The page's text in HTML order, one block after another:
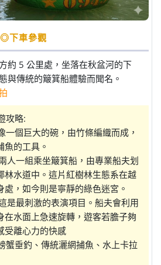
◎下車參觀
約 5 公里處，坐落在秋盆河的下
與傳統的簸箕船體驗而聞名。
攻略:
一個巨大的碗，由竹條編織而成，
魚的工具。
人一組乘坐簸箕船，由專業船夫划
林水道中。這片紅樹林生態系在越
，如今則是寧靜的綠色迷宮。
是最刺激的表演項目。船夫會利用
在水面上急速旋轉，遊客若膽子夠
受離心力的快感
蟹垂釣、傳統灑網捕魚、水上卡拉